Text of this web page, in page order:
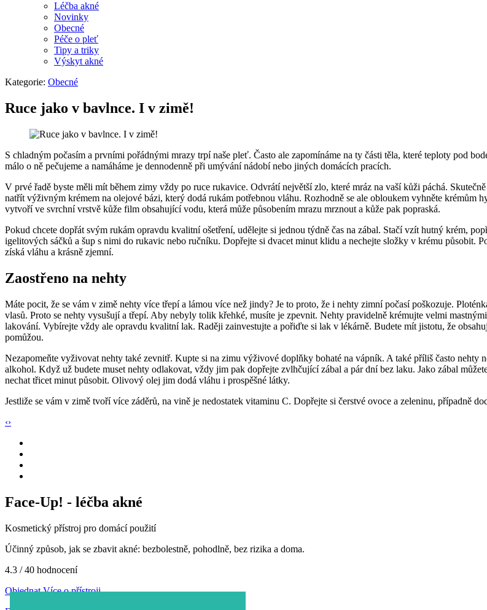
Léčba akné
Novinky
Obecné
Péče o pleť
Tipy a triky
Výskyt akné
Kategorie: Obecné
Ruce jako v bavlnce. I v zimě!
S chladným počasím a prvními pořádnými mrazy trpí naše pleť. Často ale zapomínáme na ty části těla, které teploty pod
málo o ně pečujeme a namáháme je dennodenně při umývání nádobí nebo jiných domácích pracích.
V prvé řadě byste měli mít během zimy vždy po ruce rukavice. Odvrátí největší zlo, které mráz na vaší kůži páchá.
natřít výživným krémem na olejové bázi, který dodá rukám potřebnou vláhu. Rozhodně se ale obloukem vyhněte krémům
vytvoří ve svrchní vrstvě kůže film obsahující vodu, která může působením mrazu mrznout a kůže pak popraská.
Pokud chcete dopřát svým rukám opravdu kvalitní ošetření, udělejte si jednou týdně čas na zábal. Stačí vzít hutný krém,
igelitových sáčků a šup s nimi do rukavic nebo ručníku. Dopřejte si dvacet minut klidu a nechejte složky v krému působit.
získá vláhu a krásně zjemní.
Zaostřeno na nehty
Máte pocit, že se vám v zimě nehty více třepí a lámou více než jindy? Je to proto, že i nehty zimní počasí poškozuje.
vlasů. Proto se nehty vysušují a třepí. Aby nebyly tolik křehké, musíte je zpevnit. Nehty pravidelně krémujte velmi
lakování. Vybírejte vždy ale opravdu kvalitní lak. Raději zainvestujte a pořiďte si lak v lékárně. Budete mít jistotu, že
pomůžou.
Nezapomeňte vyživovat nehty také zevnitř. Kupte si na zimu výživové doplňky bohaté na vápník. A také příliš často nehty
alkohol. Když už budete muset nehty odlakovat, vždy jim pak dopřejte zvlhčující zábal a pár dní bez laku. Jako zábal
nechat třicet minut působit. Olivový olej jim dodá vláhu i prospěšné látky.
Jestliže se vám v zimě tvoří více záděrů, na vině je nedostatek vitaminu C. Dopřejte si čerstvé ovoce a zeleninu, případně
‹›
Face-Up! - léčba akné
Kosmetický přístroj pro domácí použití
Účinný způsob, jak se zbavit akné: bezbolestně, pohodlně, bez rizika a doma.
4.3 / 40 hodnocení
Objednat Více o přístroji